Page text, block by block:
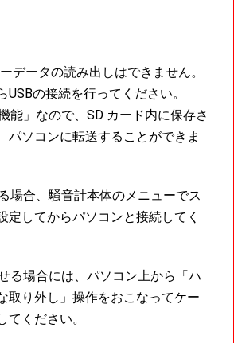
データの読み出しはできません。
の接続を行ってください。
能」なので、SD カード内に保存さ
パソコンに転送することができま
場合、騒音計本体のメニューでス
定してからパソコンと接続してく
る場合には、パソコン上から「ハ
取り外し」操作をおこなってケー
てください。